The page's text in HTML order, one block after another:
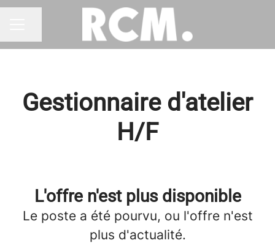
Partager la page
Gestionnaire d'atelier
H/F
L'offre n'est plus disponible
Le poste a été pourvu, ou l'offre n'est
plus d'actualité.